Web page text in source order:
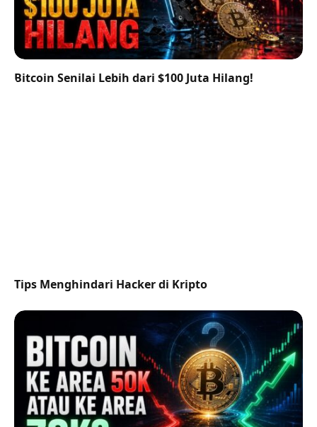
Bitcoin Senilai Lebih dari $100 Juta Hilang!
Tips Menghindari Hacker di Kripto